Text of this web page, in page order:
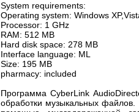
System requirements:
Operating system: Windows
Processor: 1 GHz
RAM: 512 MB
Hard disk space: 278 MB
Interface language: ML
Size: 195 MB
pharmacy: included
Программа CyberLink
обработки музыкальных файлов.